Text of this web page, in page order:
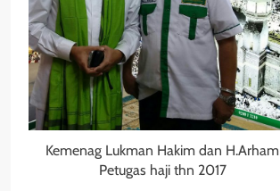
Kemenag Lukman Hakim dan H.Arham
Petugas haji thn 2017